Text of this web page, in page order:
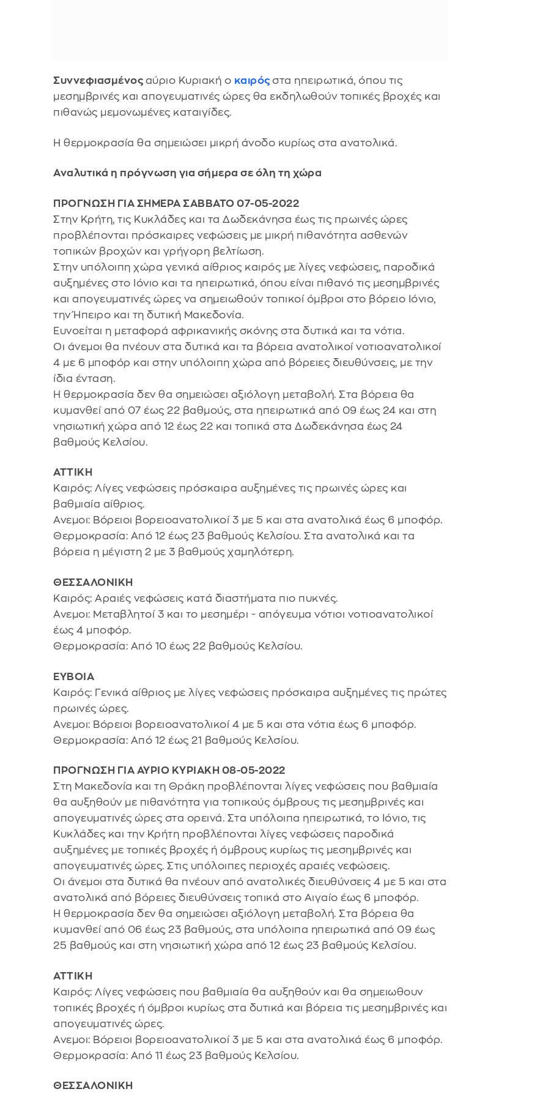
Συννεφιασμένος αύριο Κυριακή ο καιρόςστα ηπειρωτικά, όπου τις
μεσημβρινές και απογευματινές ώρες θα εκδηλωθούν τοπικές βροχές και
πιθανώς μεμονωμένες καταιγίδες.
Η θερμοκρασία θα σημειώσει μικρή άνοδο κυρίως στα ανατολικά.
Αναλυτικά η πρόγνωση για σήμερα σε όλη τη χώρα
ΠΡΟΓΝΩΣΗ ΓΙΑ ΣΗΜΕΡΑ ΣΑΒΒΑΤΟ 07-05-2022
Στην Κρήτη, τις Κυκλάδες και τα Δωδεκάνησα έως τις πρωινές ώρες
προβλέπονται πρόσκαιρες νεφώσεις με μικρή πιθανότητα ασθενών
τοπικών βροχών και γρήγορη βελτίωση.
Στην υπόλοιπη χώρα γενικά αίθριος καιρός με λίγες νεφώσεις, παροδικά
αυξημένες στο Ιόνιο και τα ηπειρωτικά, όπου είναι πιθανό τις μεσημβρινές
και απογευματινές ώρες να σημειωθούν τοπικοί όμβροι στο βόρειο Ιόνιο,
την Ήπειρο και τη δυτική Μακεδονία.
Ευνοείται η μεταφορά αφρικανικής σκόνης στα δυτικά και τα νότια.
Οι άνεμοι θα πνέουν στα δυτικά και τα βόρεια ανατολικοί νοτιοανατολικοί
4 με 6 μποφόρ και στην υπόλοιπη χώρα από βόρειες διευθύνσεις, με την
ίδια ένταση.
Η θερμοκρασία δεν θα σημειώσει αξιόλογη μεταβολή. Στα βόρεια θα
κυμανθεί από 07 έως 22 βαθμούς, στα ηπειρωτικά από 09 έως 24 και στη
νησιωτική χώρα από 12 έως 22 και τοπικά στα Δωδεκάνησα έως 24
βαθμούς Κελσίου.
ΑΤΤΙΚΗ
Καιρός: Λίγες νεφώσεις πρόσκαιρα αυξημένες τις πρωινές ώρες και
βαθμιαία αίθριος.
Ανεμοι: Βόρειοι βορειοανατολικοί 3 με 5 και στα ανατολικά έως 6 μποφόρ.
Θερμοκρασία: Από 12 έως 23 βαθμούς Κελσίου. Στα ανατολικά και τα
βόρεια η μέγιστη 2 με 3 βαθμούς χαμηλότερη.
ΘΕΣΣΑΛΟΝΙΚΗ
Καιρός: Αραιές νεφώσεις κατά διαστήματα πιο πυκνές.
Ανεμοι: Μεταβλητοί 3 και το μεσημέρι - απόγευμα νότιοι νοτιοανατολικοί
έως 4 μποφόρ.
Θερμοκρασία: Από 10 έως 22 βαθμούς Κελσίου.
ΕΥΒΟΙΑ
Καιρός: Γενικά αίθριος με λίγες νεφώσεις πρόσκαιρα αυξημένες τις πρώτες
πρωινές ώρες.
Ανεμοι: Βόρειοι βορειοανατολικοί 4 με 5 και στα νότια έως 6 μποφόρ.
Θερμοκρασία: Από 12 έως 21 βαθμούς Κελσίου.
ΠΡΟΓΝΩΣΗ ΓΙΑ ΑΥΡΙΟ ΚΥΡΙΑΚΗ 08-05-2022
Στη Μακεδονία και τη Θράκη προβλέπονται λίγες νεφώσεις που βαθμιαία
θα αυξηθούν με πιθανότητα για τοπικούς όμβρους τις μεσημβρινές και
απογευματινές ώρες στα ορεινά. Στα υπόλοιπα ηπειρωτικά, το Ιόνιο, τις
Κυκλάδες και την Κρήτη προβλέπονται λίγες νεφώσεις παροδικά
αυξημένες με τοπικές βροχές ή όμβρους κυρίως τις μεσημβρινές και
απογευματινές ώρες. Στις υπόλοιπες περιοχές αραιές νεφώσεις.
Οι άνεμοι στα δυτικά θα πνέουν από ανατολικές διευθύνσεις 4 με 5 και στα
ανατολικά από βόρειες διευθύνσεις τοπικά στο Αιγαίο έως 6 μποφόρ.
Η θερμοκρασία δεν θα σημειώσει αξιόλογη μεταβολή. Στα βόρεια θα
κυμανθεί από 06 έως 23 βαθμούς, στα υπόλοιπα ηπειρωτικά από 09 έως
25 βαθμούς και στη νησιωτική χώρα από 12 έως 23 βαθμούς Κελσίου.
ΑΤΤΙΚΗ
Καιρός: Λίγες νεφώσεις που βαθμιαία θα αυξηθούν και θα σημειωθουν
τοπικές βροχές ή όμβροι κυρίως στα δυτικά και βόρεια τις μεσημβρινές και
απογευματινές ώρες.
Ανεμοι: Βόρειοι βορειοανατολικοί 3 με 5 και στα ανατολικά έως 6 μποφόρ.
Θερμοκρασία: Από 11 έως 23 βαθμούς Κελσίου.
ΘΕΣΣΑΛΟΝΙΚΗ